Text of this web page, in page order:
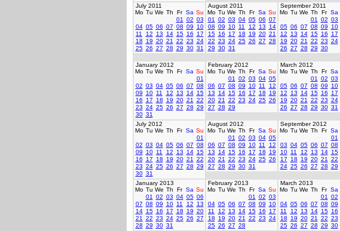
July 2011
Mo Tu We Th Fr Sa Su
01
02 03
04 05 06 07 08 09
10
11
12 13 14 15 16
17
18
19 20 21 22 23 24
25 26 27 28 29 30 31
August 2011
Mo Tu We Th Fr Sa Su
01
02 03 04 05 06 07
08 09 10 11 12 13
14
15 16 17 18 19 20 21
22 23 24 25 26 27 28
29 30 31
September 2011
Mo Tu We Th Fr Sa
01
02 03
05 06 07 08 09 10
12
13 14 15 16 17
19 20 21 22 23 24
26 27 28 29 30
January 2012
Mo Tu We Th Fr Sa Su
01
02 03 04 05 06 07 08
09
10 11 12 13 14 15
16
17 18 19 20 21
22
23 24 25 26 27 28 29
30 31
February 2012
Mo Tu We Th Fr Sa Su
01
02 03 04 05
06 07 08 09 10 11
12
13
14 15 16 17 18
19
20 21 22 23 24 25 26
27 28 29
March 2012
Mo Tu We Th Fr Sa
01
02 03
05 06 07 08 09 10
12
13 14 15 16 17
19 20 21 22 23 24
26 27 28 29 30 31
July 2012
Mo Tu We Th Fr Sa Su
01
02 03 04 05 06 07 08
09
10 11 12 13 14 15
16
17 18 19 20 21
22
23 24 25 26 27 28 29
30 31
August 2012
Mo Tu We Th Fr Sa Su
01
02 03 04 05
06 07 08 09 10 11
12
13
14 15 16 17 18
19
20 21 22 23 24 25 26
27 28 29 30 31
September 2012
Mo Tu We Th Fr Sa
01
03 04 05 06 07 08
10 11 12 13 14 15
17
18 19 20 21 22
24 25 26 27 28 29
January 2013
Mo Tu We Th Fr Sa Su
01
02 03 04 05 06
07 08 09 10 11 12
13
14 15 16 17 18 19 20
21
22 23 24 25 26 27
28 29 30 31
February 2013
Mo Tu We Th Fr Sa Su
01
02 03
04 05 06 07 08 09
10
11
12 13 14 15 16
17
18
19 20 21 22 23 24
25 26 27 28
March 2013
Mo Tu We Th Fr Sa
01
02
04 05 06 07 08 09
11
12 13 14 15 16
18
19 20 21 22 23
25 26 27 28 29 30